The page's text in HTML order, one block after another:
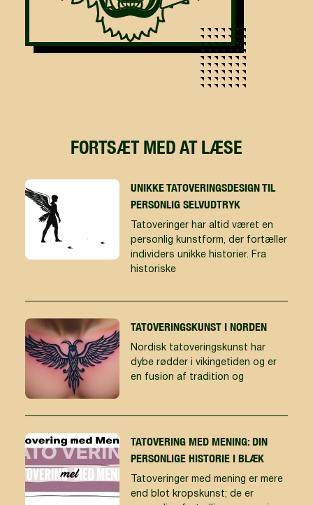
FORTSÆT MED AT LÆSE
UNIKKE TATOVERINGSDESIGN TIL
PERSONLIG SELVUDTRYK
Tatoveringer har altid været en
personlig kunstform, der fortæller
individers unikke historier. Fra
historiske
TATOVERINGSKUNST I NORDEN
Nordisk tatoveringskunst har
dybe rødder i vikingetiden og er
en fusion af tradition og
TATOVERING MED MENING: DIN
PERSONLIGE HISTORIE I BLÆK
Tatoveringer med mening er mere
end blot kropskunst; de er